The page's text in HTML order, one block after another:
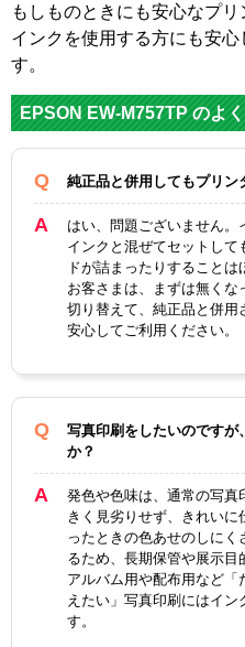
もしものときにも安心なプ
インクを使用する方にも安
す。
EPSON EW-M757TP のよ
純正品と併用してもプリン
はい、問題ございません。
インクと混ぜてセットして
ドが詰まったりすること
お客さまは、まずは無くな
切り替えて、純正品と併用
安心してご利用ください。
写真印刷をしたいのですが
か？
発色や色味は、通常の写真
きく見劣りせず、きれい
ったときの色あせのしに
るため、長期保管や展示目
アルバム用や配布用など「
えたい」写真印刷にはイ
す。